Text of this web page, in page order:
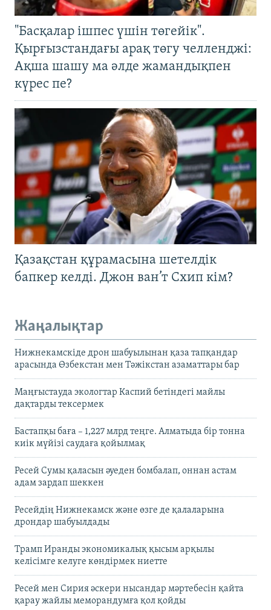
"Басқалар ішпес үшін төгейік".
Қырғызстандағы арақ төгу челленджі:
Ақша шашу ма әлде жамандықпен
күрес пе?
Қазақстан құрамасына шетелдік
бапкер келді. Джон ван’т Схип кім?
Жаңалықтар
Нижнекамскіде дрон шабуылынан қаза тапқандар
арасында Өзбекстан мен Тәжікстан азаматтары бар
Маңғыстауда экологтар Каспий бетіндегі майлы
дақтарды тексермек
Бастапқы баға – 1,227 млрд теңге. Алматыда бір тонна
киік мүйізі саудаға қойылмақ
Ресей Сумы қаласын әуеден бомбалап, оннан астам
адам зардап шеккен
Ресейдің Нижнекамск және өзге де қалаларына
дрондар шабуылдады
Трамп Иранды экономикалық қысым арқылы
келісімге келуге көндірмек ниетте
Ресей мен Сирия әскери нысандар мәртебесін қайта
қарау жайлы меморандумға қол қойды